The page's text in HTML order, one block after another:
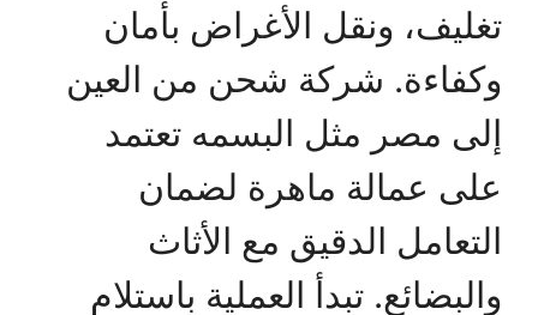
تغليف، ونقل الأغراض بأمان
وكفاءة. شركة شحن من العين
إلى مصر مثل البسمه تعتمد
على عمالة ماهرة لضمان
التعامل الدقيق مع الأثاث
والبضائع. تبدأ العملية باستلام